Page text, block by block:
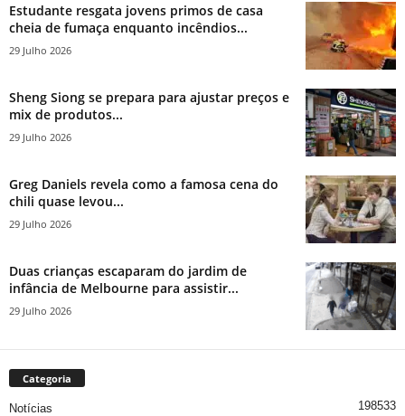
Estudante resgata jovens primos de casa
cheia de fumaça enquanto incêndios...
29 Julho 2026
Sheng Siong se prepara para ajustar preços e
mix de produtos...
29 Julho 2026
Greg Daniels revela como a famosa cena do
chili quase levou...
29 Julho 2026
Duas crianças escaparam do jardim de
infância de Melbourne para assistir...
29 Julho 2026
Categoria
Notícias 198533